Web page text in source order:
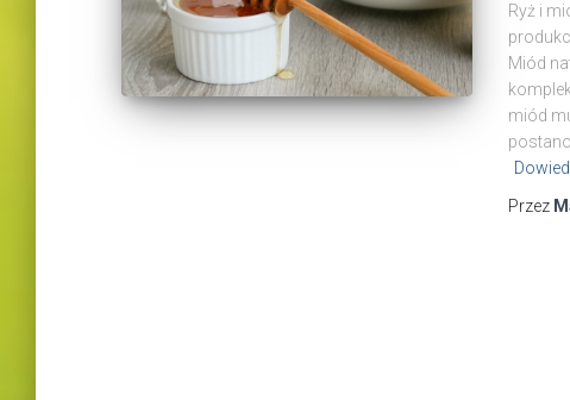
Ryż i
Miód
miód
Przez